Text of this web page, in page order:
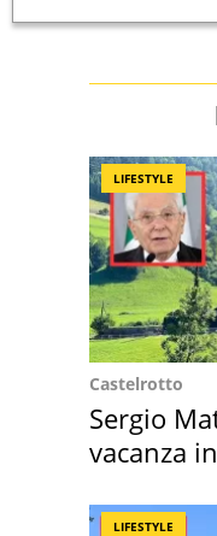
LIFESTYLE
Castelrotto
Sergio
vacanza
LIFESTYLE